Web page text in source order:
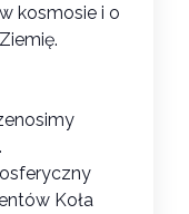
kosmosie i o
Koła